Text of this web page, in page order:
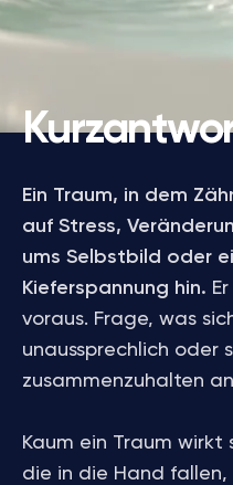
Ein Traum, in dem
auf Stress,
ums Selbstbild oder
Kieferspannung hin.
voraus. Frage, was
unaussprechlich oder
zusammenzuhalten
Kaum ein Traum wirkt
die in die Hand fallen,